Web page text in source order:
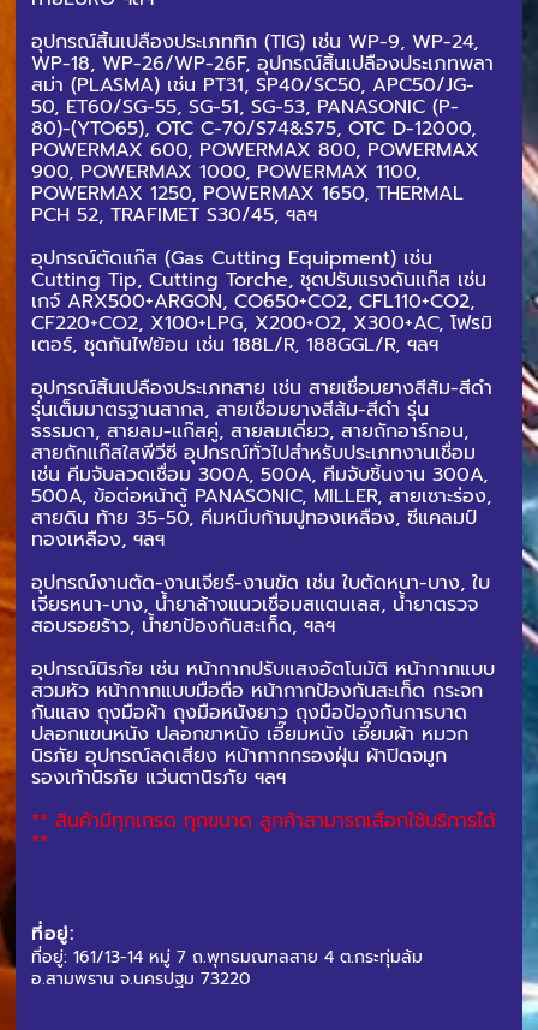
อุปกรณ์สิ้นเปลืองประเภททิก (TIG) เช่น WP-9, WP-24,
WP-18, WP-26/WP-26F,อุปกรณ์สิ้นเปลืองประเภทพลา
สม่า (PLASMA) เช่น PT31, SP40/SC50, APC50/JG-
50, ET60/SG-55, SG-51, SG-53, PANASONIC (P-
80)-(YTO65), OTC C-70/S74&S75, OTC D-12000,
POWERMAX 600, POWERMAX 800, POWERMAX
900, POWERMAX 1000, POWERMAX 1100,
POWERMAX 1250, POWERMAX 1650, THERMAL
PCH 52, TRAFIMET S30/45, ฯลฯ
อุปกรณ์ตัดแก๊ส (Gas Cutting Equipment) เช่น
Cutting Tip, Cutting Torche,ชุดปรับแรงดันแก๊ส เช่น
เกจ์ ARX500+ARGON, CO650+CO2, CFL110+CO2,
CF220+CO2, X100+LPG, X200+O2, X300+AC, โฟรมิ
เตอร์,ชุดกันไฟย้อน เช่น 188L/R, 188GGL/R, ฯลฯ
อุปกรณ์สิ้นเปลืองประเภทสาย เช่น สายเชื่อมยางสีส้ม-สีดำ
รุ่นเต็มมาตรฐานสากล, สายเชื่อมยางสีส้ม-สีดำ รุ่น
ธรรมดา, สายลม-แก๊สคู่, สายลมเดี่ยว, สายถักอาร์กอน,
สายถักแก๊สใสพีวีซีอุปกรณ์ทั่วไปสำหรับประเภทงานเชื่อม
เช่น คีมจับลวดเชื่อม 300A, 500A, คีมจับชิ้นงาน 300A,
500A, ข้อต่อหน้าตู้ PANASONIC, MILLER, สายเซาะร่อง,
สายดิน ท้าย 35-50, คีมหนีบก้ามปูทองเหลือง, ซีแคลมป์
ทองเหลือง, ฯลฯ
อุปกรณ์งานตัด-งานเจียร์-งานขัด เช่น ใบตัดหนา-บาง, ใบ
เจียรหนา-บาง, น้ำยาล้างแนวเชื่อมสแตนเลส, น้ำยาตรวจ
สอบรอยร้าว, น้ำยาป้องกันสะเก็ด, ฯลฯ
อุปกรณ์นิรภัย เช่น หน้ากากปรับแสงอัตโนมัติ หน้ากากแบบ
สวมหัว หน้ากากแบบมือถือ หน้ากากป้องกันสะเก็ด กระจก
กันแสง ถุงมือผ้า ถุงมือหนังยาว ถุงมือป้องกันการบาด
ปลอกแขนหนัง ปลอกขาหนัง เอี๊ยมหนัง เอี๊ยมผ้า หมวก
นิรภัย อุปกรณ์ลดเสียง หน้ากากกรองฝุ่น ผ้าปิดจมูก
รองเท้านิรภัย แว่นตานิรภัย ฯลฯ
** สินค้ามีทุกเกรด ทุกขนาด ลูกค้าสามารถเลือกใช้บริการได้
**
ที่อยู่:
ที่อยู่: 161/13-14 หมู่ 7 ถ.พุทธมณฑลสาย 4 ต.กระทุ่มล้ม
อ.สามพราน จ.นครปฐม 73220